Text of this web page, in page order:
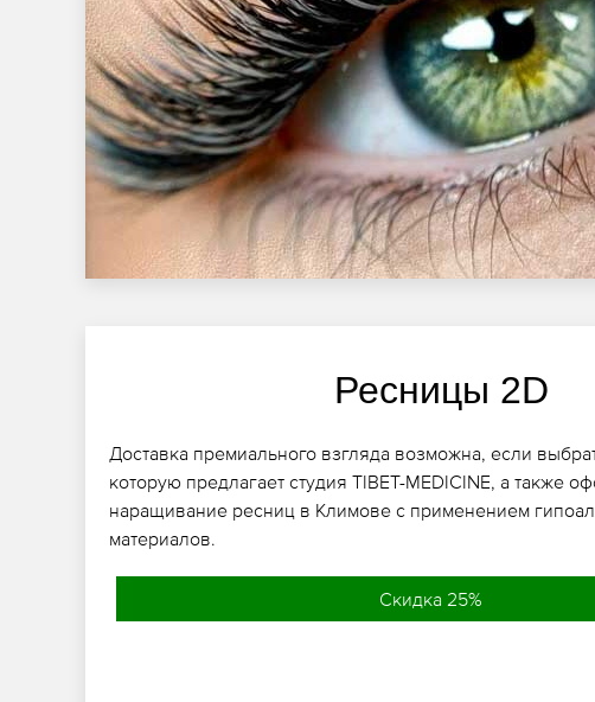
Ресницы 2D
Доставка премиального взгляда возможна, если
которую предлагает студия TIBET-MEDICINE, а также
наращивание ресниц в Климове с применением
материалов.
Скидка 25%